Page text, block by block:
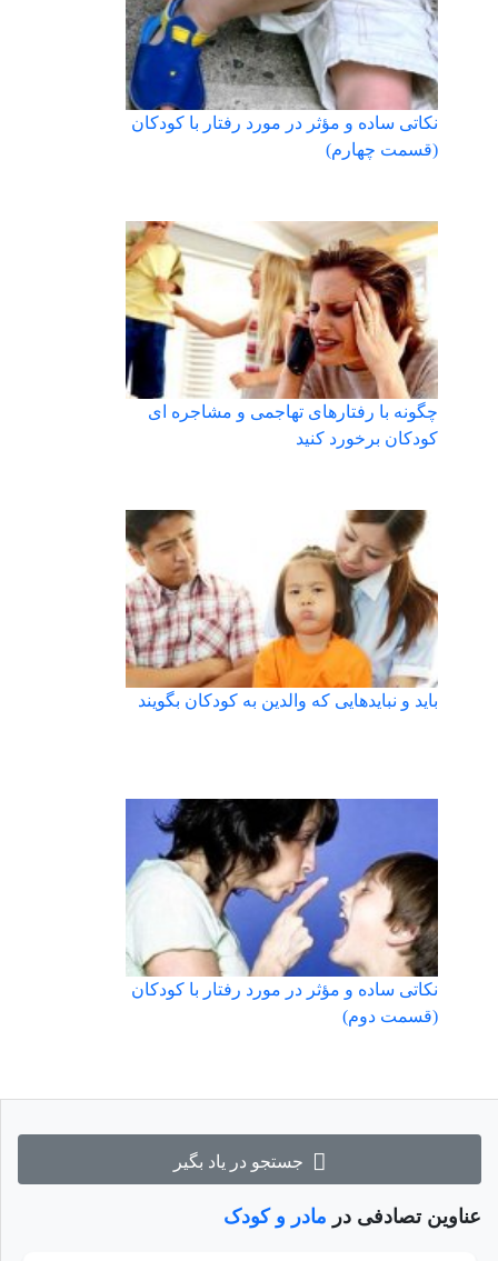
جستجو در یاد بگیر
عناوین تصادفی در مادر و کودک
نکاتی ساده و مؤثر در مورد رفتار با کودکان
(قسمت چهارم)
چگونه با رفتارهای تهاجمی و مشاجره ای
کودکان برخورد کنید
باید و نبایدهایی که والدین به کودکان بگویند
نکاتی ساده و مؤثر در مورد رفتار با کودکان
(قسمت دوم)